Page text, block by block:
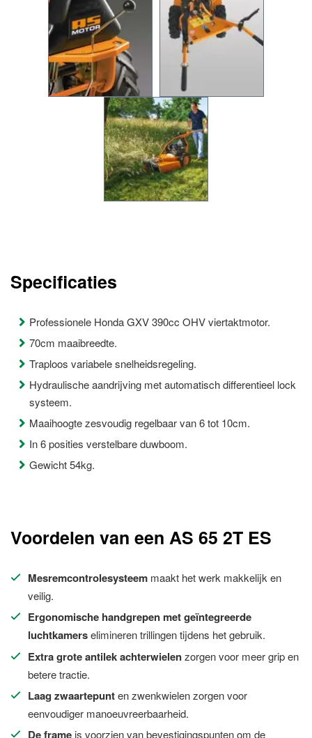
Specificaties
Professionele Honda GXV 390cc OHV viertaktmotor.
70cm maaibreedte.
Traploos variabele snelheidsregeling.
Hydraulische aandrijving met automatisch differentieel lock
systeem.
Maaihoogte zesvoudig regelbaar van 6 tot 10cm.
In 6 posities verstelbare duwboom.
Gewicht 54kg.
Voordelen van een AS 65 2T ES
Mesremcontrolesysteem maakt het werk makkelijk en
veilig.
Ergonomische handgrepen met geïntegreerde
luchtkamerselimineren trillingen tijdens het gebruik.
Extra grote antilek achterwielenzorgen voor meer grip en
betere tractie.
Laag zwaartepunten zwenkwielen zorgen voor
eenvoudiger manoeuvreerbaarheid.
De frame is voorzien van bevestigingspunten om de